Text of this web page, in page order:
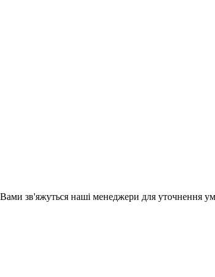
зв'яжуться наші менеджери для уточнення